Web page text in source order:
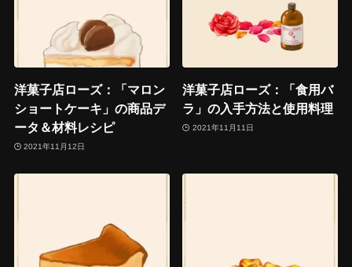
洋菓子店ローズ：「マロン
ショートケーキ」の商品デ
ータ＆材料レシピ
2021年11月12日
洋菓子店ローズ：「食用バ
ラ」の入手方法と使用料理
2021年11月11日